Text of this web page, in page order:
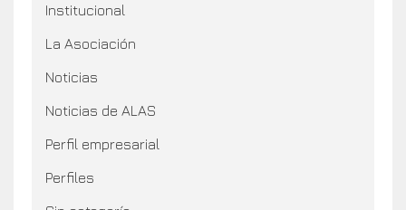
Institucional
La Asociación
Noticias
Noticias de ALAS
Perfil empresarial
Perfiles